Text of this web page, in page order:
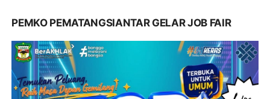
PEMKO PEMATANGSIANTAR GELAR JOB FAIR